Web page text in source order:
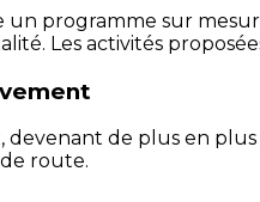
un programme sur
Les activités
devenant de plus en
route.